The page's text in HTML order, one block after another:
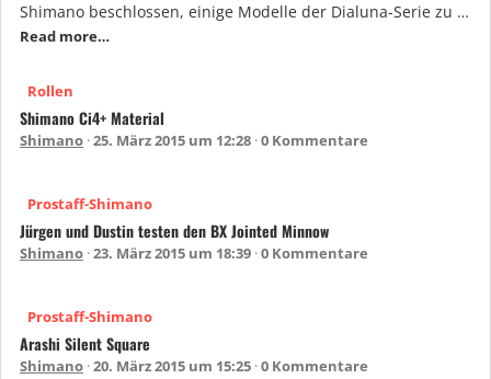
Shimano beschlossen, einige Modelle der Dialuna-Serie zu …
Read more…
Rollen
Shimano Ci4+ Material
Shimano 25. März 2015 um 12:28 0 Kommentare
Prostaff-Shimano
Jürgen und Dustin testen den BX Jointed Minnow
Shimano 23. März 2015 um 18:39 0 Kommentare
Prostaff-Shimano
Arashi Silent Square
Shimano 20. März 2015 um 15:25 0 Kommentare